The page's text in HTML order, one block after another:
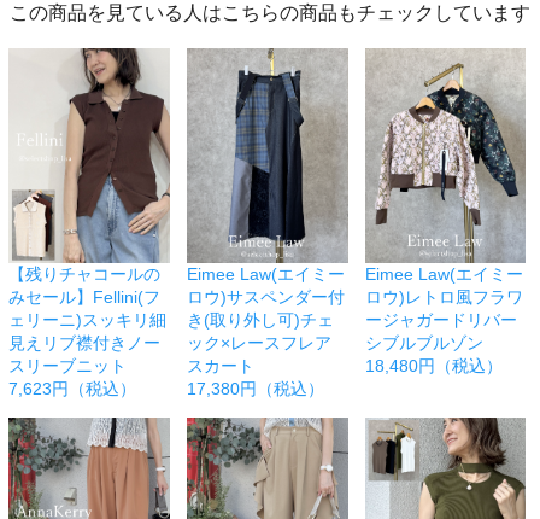
この商品を見ている人はこちらの商品もチェックしています
【残りチャコールの
みセール】Fellini(フ
ェリーニ)スッキリ細
見えリブ襟付きノー
スリーブニット
7,623円（税込）
Eimee Law(エイミー
ロウ)サスペンダー付
き(取り外し可)チェ
ック×レースフレア
スカート
17,380円（税込）
Eimee Law(エイミー
ロウ)レトロ風フラワ
ージャガードリバー
シブルブルゾン
18,480円（税込）